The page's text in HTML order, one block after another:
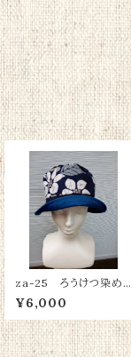
za-25 ろうけつ染め生
地 帽子
¥6,000